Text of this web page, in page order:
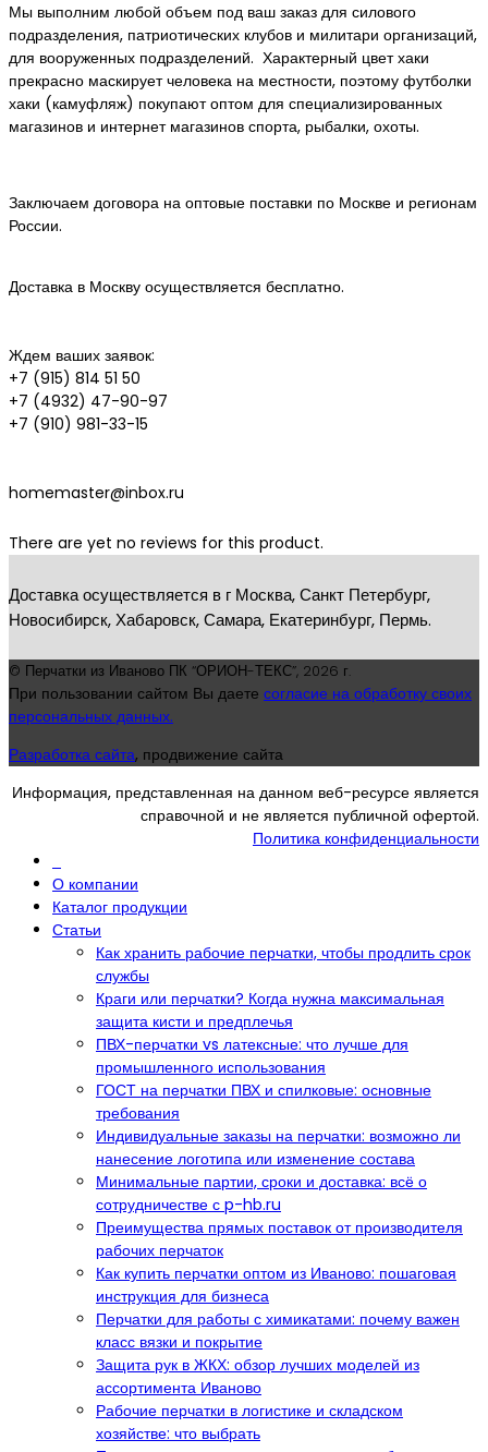
Мы выполним любой объем под ваш заказ для силового
подразделения, патриотических клубов и милитари организаций,
для вооруженных подразделений. Характерный цвет хаки
прекрасно маскирует человека на местности, поэтому футболки
хаки (камуфляж) покупают оптом для специализированных
магазинов и интернет магазинов спорта, рыбалки, охоты.
Заключаем договора на оптовые поставки по Москве и регионам
России.
Доставка в Москву осуществляется бесплатно.
Ждем ваших заявок:
+7 (915) 814 51 50
+7 (4932) 47-90-97
+7 (910) 981-33-15
homemaster@inbox.ru
There are yet no reviews for this product.
Доставка осуществляется в г Москва, Санкт Петербург,
Новосибирск, Хабаровск, Самара, Екатеринбург, Пермь.
© Перчатки из Иваново ПК “ОРИОН-ТЕКС”, 2026 г.
При пользовании сайтом Вы даете согласие на обработку своих
персональных данных.
Разработка сайта, продвижение сайта
Информация, представленная на данном веб-ресурсе является
справочной и не является публичной офертой.
Политика конфиденциальности
О компании
Каталог продукции
Статьи
Как хранить рабочие перчатки, чтобы продлить срок
службы
Краги или перчатки? Когда нужна максимальная
защита кисти и предплечья
ПВХ-перчатки vs латексные: что лучше для
промышленного использования
ГОСТ на перчатки ПВХ и спилковые: основные
требования
Индивидуальные заказы на перчатки: возможно ли
нанесение логотипа или изменение состава
Минимальные партии, сроки и доставка: всё о
сотрудничестве с p-hb.ru
Преимущества прямых поставок от производителя
рабочих перчаток
Как купить перчатки оптом из Иваново: пошаговая
инструкция для бизнеса
Перчатки для работы с химикатами: почему важен
класс вязки и покрытие
Защита рук в ЖКХ: обзор лучших моделей из
ассортимента Иваново
Рабочие перчатки в логистике и складском
хозяйстве: что выбрать